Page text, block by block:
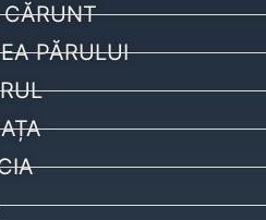
PĂRULUI